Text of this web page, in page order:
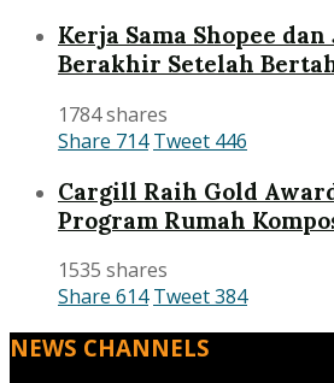
Kerja Sama Shopee dan
Berakhir Setelah
1784 shares
Share 714 Tweet 446
Cargill Raih Gold
Program Rumah
1535 shares
Share 614 Tweet384
NEWS CHANNELS